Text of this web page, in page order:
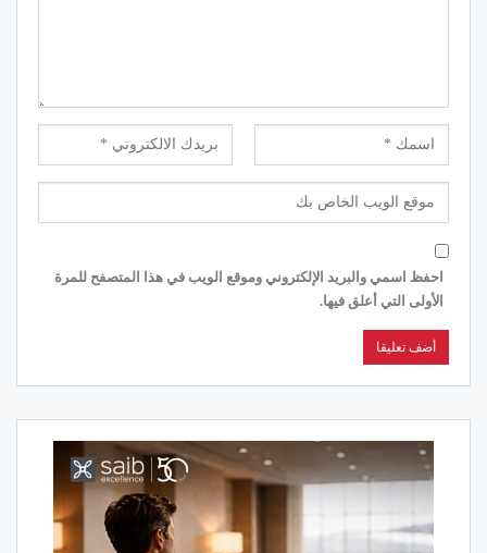
احفظ اسمي والبريد الإلكتروني وموقع الويب في هذا المتصفح للمرة
الأولى التي أعلق فيها.